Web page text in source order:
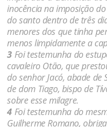
inocência na imposição
do santo dentro de três
menores dos que tinha
menos limpidamente a
3 Foi testemunha do
cavaleiro Otão, que
do senhor Jacó, abade
de dom Tiago, bispo de
sobre esse milagre.
4 Foi testemunha do
Guilherme Romano,